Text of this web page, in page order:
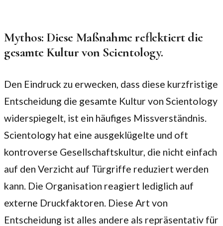
Mythos: Diese Maßnahme reflektiert die
gesamte Kultur von Scientology.
Den Eindruck zu erwecken, dass diese kurzfristige
Entscheidung die gesamte Kultur von Scientology
widerspiegelt, ist ein häufiges Missverständnis.
Scientology hat eine ausgeklügelte und oft
kontroverse Gesellschaftskultur, die nicht einfach
auf den Verzicht auf Türgriffe reduziert werden
kann. Die Organisation reagiert lediglich auf
externe Druckfaktoren. Diese Art von
Entscheidung ist alles andere als repräsentativ für